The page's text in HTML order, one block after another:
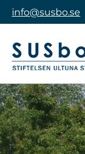
info@susbo.se